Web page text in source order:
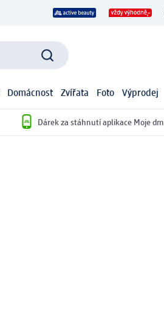
Domácnost Zvířata Foto Výprodej
Dárek za stáhnutí aplikace Moje dm